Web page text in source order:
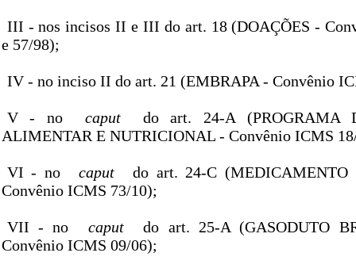
III - nos incisos II e III do art. 18 (DOAÇÕES -
e 57/98);
IV - no inciso II do art. 21 (EMBRAPA - Convênio
V - no caput
do art. 24-A (PROGRAMA
ALIMENTAR E NUTRICIONAL - Convênio ICMS
VI - no caput
do art. 24-C (MEDICAMENTO
Convênio ICMS 73/10);
VII - no caput
do art. 25-A (GASODUTO
Convênio ICMS 09/06);